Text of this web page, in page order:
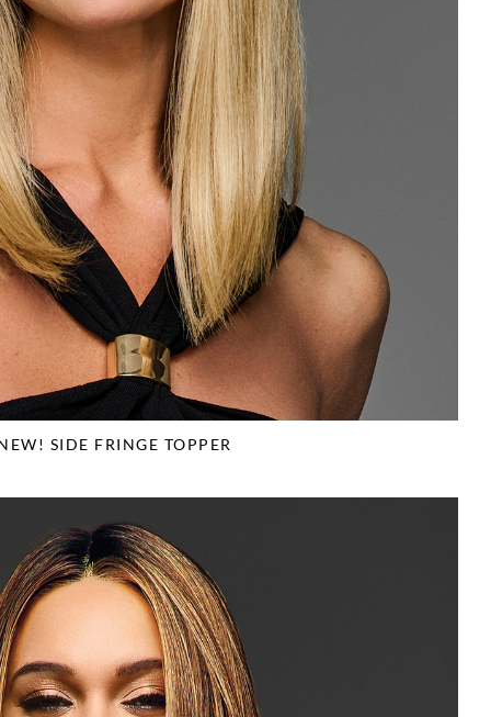
SIDE FRINGE TOPPER